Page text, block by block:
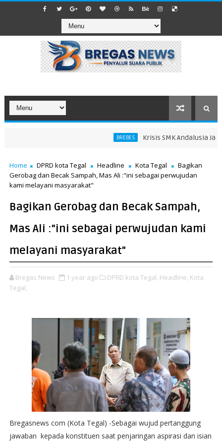
BREBES Krisis SMK Andalusia
Home DPRD kota Tegal Headline Kota Tegal
Bagikan
Gerobag dan Becak Sampah, Mas Ali :"ini sebagai perwujudan
kami melayani masyarakat"
Bagikan Gerobag dan Becak Sampah,
Mas Ali :"ini sebagai perwujudan kami
melayani masyarakat"
Bregas News 1 year ago DPRD kota Tegal, Headline, Kota
Tegal,
Bregasnews com (Kota Tegal) -Sebagai wujud pertanggung
jawaban kepada konstituen saat penjaringan aspirasi dan isian